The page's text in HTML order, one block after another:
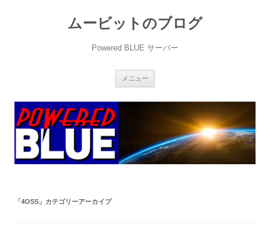
ムービットのブログ
Powered BLUE サーバー
メニュー
ツ
ッ
プ
「4OSS 」カテゴリーアーカイブ